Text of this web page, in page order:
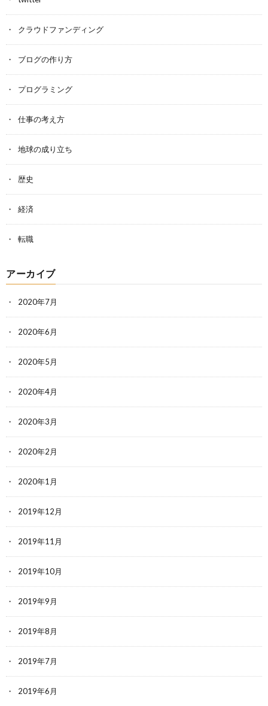
クラウドファンディング
ブログの作り方
プログラミング
仕事の考え方
地球の成り立ち
歴史
経済
転職
アーカイブ
2020年7月
2020年6月
2020年5月
2020年4月
2020年3月
2020年2月
2020年1月
2019年12月
2019年11月
2019年10月
2019年9月
2019年8月
2019年7月
2019年6月